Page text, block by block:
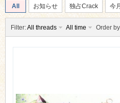
All お知らせ 独占Crack 今
Filter:All threads All time Order